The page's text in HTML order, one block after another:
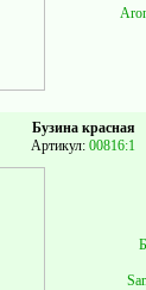
Бузина красная
Артикул: 00816:1